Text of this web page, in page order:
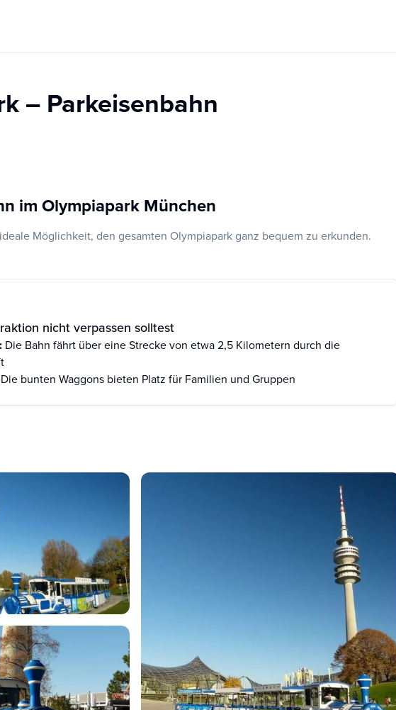
– Parkeisenbahn
im Olympiapark München
Möglichkeit, den gesamten Olympiapark ganz bequem zu erkunden.
nicht verpassen solltest
Die Bahn fährt über eine Strecke von etwa 2,5 Kilometern durch die
Die bunten Waggons bieten Platz für Familien und Gruppen